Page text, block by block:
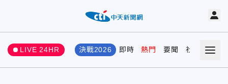
LIVE 24HR 決戰2026 即時 熱門 要聞 社會 娛樂